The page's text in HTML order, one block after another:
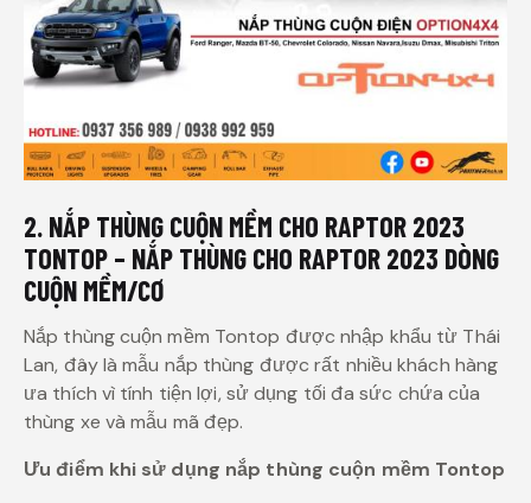
2. NẮP THÙNG CUỘN MỀM CHO RAPTOR 2023
TONTOP – NẮP THÙNG CHO RAPTOR 2023 DÒNG
CUỘN MỀM/CƠ
Nắp thùng cuộn mềm Tontop được nhập khẩu từ Thái
Lan, đây là mẫu nắp thùng được rất nhiều khách hàng
ưa thích vì tính tiện lợi, sử dụng tối đa sức chứa của
thùng xe và mẫu mã đẹp.
Ưu điểm khi sử dụng nắp thùng cuộn mềm Tontop